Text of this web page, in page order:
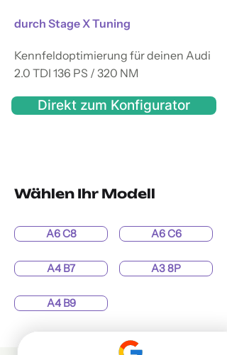
durch Stage X Tuning
Kennfeldoptimierung für deinen Audi
2.0 TDI 136 PS / 320 NM
Direkt zum Konfigurator
Wählen Ihr Modell
A6 C8
A4 B7
A4 B9
A6 C6
A3 8P